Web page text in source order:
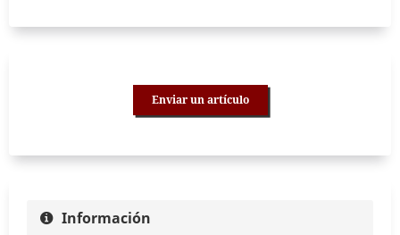
Enviar un artículo
Información